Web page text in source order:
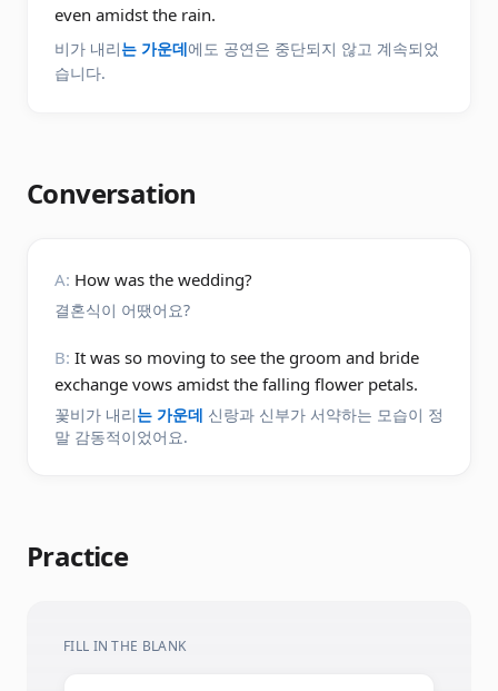
even amidst the rain.
비가 내리는 가운데에도 공연은 중단되지 않고 계속되었
습니다.
Conversation
A: How was the wedding?
결혼식이 어땠어요?
B: It was so moving to see the groom and bride
exchange vows amidst the falling flower petals.
꽃비가 내리는 가운데 신랑과 신부가 서약하는 모습이 정
말 감동적이었어요.
Practice
FILL IN THE BLANK